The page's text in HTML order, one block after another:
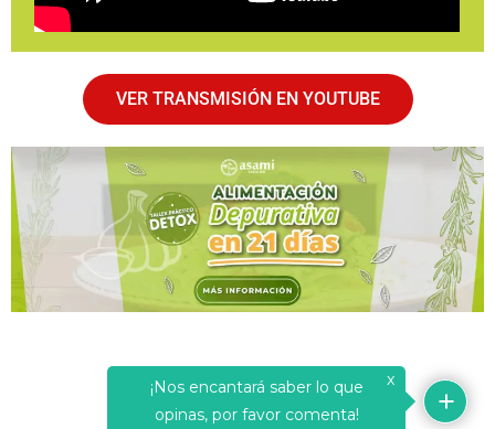
VER TRANSMISIÓN EN YOUTUBE
¡Nos encantará saber lo que
opinas, por favor comenta!
x